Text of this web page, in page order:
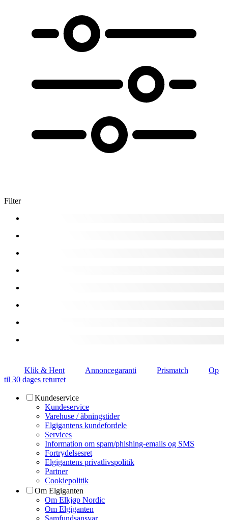
Filter
Klik & Hent Annoncegaranti Prismatch
Op
til 30 dages returret
Kundeservice
Kundeservice
Varehuse / åbningstider
Elgigantens kundefordele
Services
Information om spam/phishing-emails og SMS
Fortrydelsesret
Elgigantens privatlivspolitik
Partner
Cookiepolitik
Om Elgiganten
Om Elkjøp Nordic
Om Elgiganten
Samfundsansvar